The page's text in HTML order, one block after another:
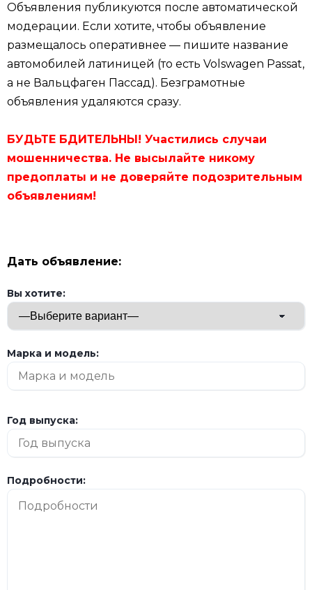
Объявления публикуются после автоматической
модерации. Если хотите, чтобы объявление
размещалось оперативнее — пишите название
автомобилей латиницей (то есть Volswagen Passat,
а не Вальцфаген Пассад). Безграмотные
объявления удаляются сразу.
БУДЬТЕ БДИТЕЛЬНЫ! Участились случаи
мошенничества. Не высылайте никому
предоплаты и не доверяйте подозрительным
объявлениям!
Дать объявление:
Вы хотите:
Марка и модель:
Год выпуска:
Подробности: